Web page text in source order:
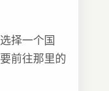
择一个国
前往那里的